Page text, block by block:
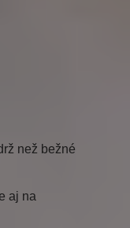
než bežné
aj na